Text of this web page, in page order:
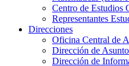
Centro de Estudios
Representantes
Direcciones
Oficina Central de
Dirección de
Dirección de